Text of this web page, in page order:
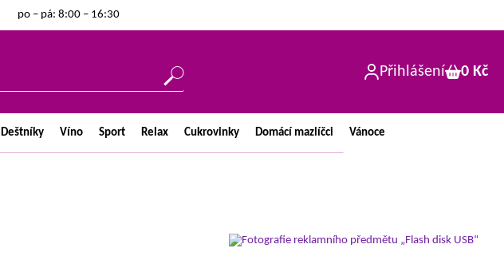
po – pá: 8:00 – 16:30
Přihlášení 0 Kč
Deštníky Víno Sport Relax Cukrovinky Domácí mazlíčci Vánoce